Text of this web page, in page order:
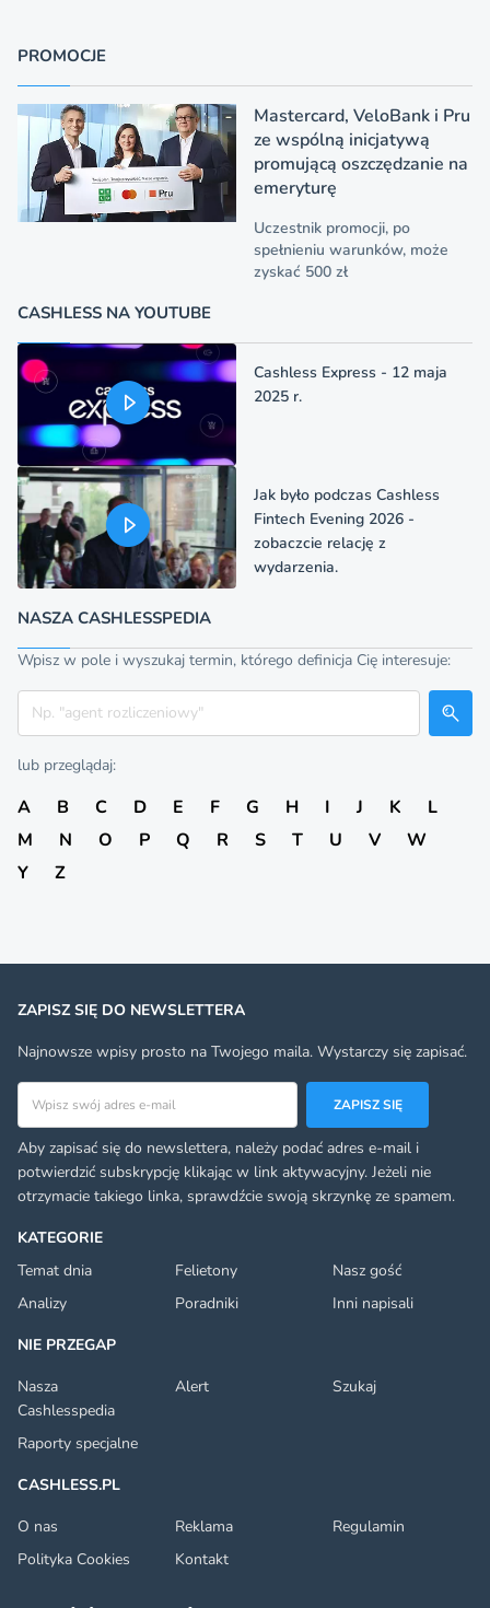
PROMOCJE
Mastercard, VeloBank i Pru
ze wspólną inicjatywą
promującą oszczędzanie na
emeryturę
Uczestnik promocji, po
spełnieniu warunków, może
zyskać 500 zł
CASHLESS NA YOUTUBE
Cashless Express - 12 maja
2025 r.
Jak było podczas Cashless
Fintech Evening 2026 -
zobaczcie relację z
wydarzenia.
NASZA CASHLESSPEDIA
Wpisz w pole i wyszukaj termin, którego definicja Cię interesuje:
Szukaj
lub przeglądaj:
A B C D E F G H I J K
L
M
N O P Q R S T U V
W
Y
Z
KATEGORIE
Temat dnia
Felietony
Nasz gość
Analizy
Poradniki
Inni napisali
NIE PRZEGAP
Nasza
Cashlesspedia
Alert Szukaj
Raporty specjalne
CASHLESS.PL
O nas
Reklama
Regulamin
Polityka Cookies
Kontakt
ZAPISZ SIĘ DO NEWSLETTERA
Najnowsze wpisy prosto na Twojego maila. Wystarczy się zapisać.
Adres email
ZAPISZ SIĘ
Aby zapisać się do newslettera, należy podać adres e-mail i
potwierdzić subskrypcję klikając w link aktywacyjny. Jeżeli nie
otrzymacie takiego linka, sprawdźcie swoją skrzynkę ze spamem.